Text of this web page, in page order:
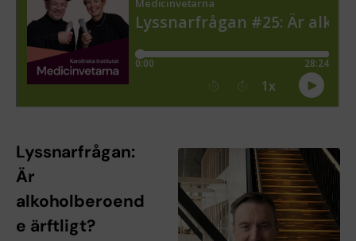
Lyssnarfrågan:
Är
alkoholberoend
e ärftligt?